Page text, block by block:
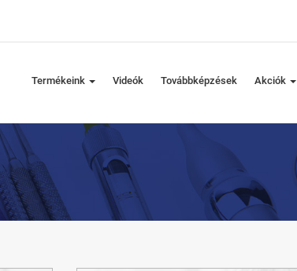
Termékeink Videók Továbbképzések Akciók